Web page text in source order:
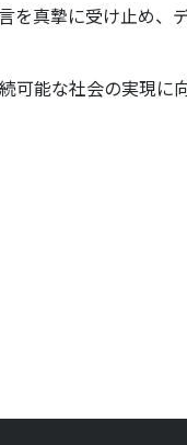
を真摯に受け止め、
能な社会の実現に